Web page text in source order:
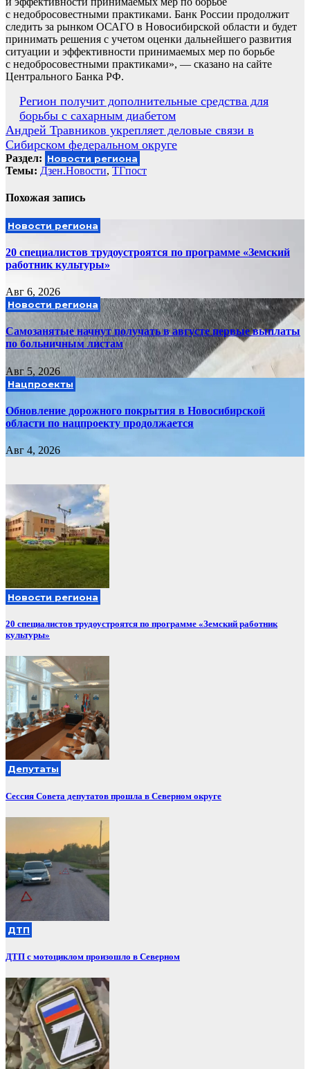
с недобросовестными практиками. Банк России продолжит
следить за рынком ОСАГО в Новосибирской области и будет
принимать решения с учетом оценки дальнейшего развития
ситуации и эффективности принимаемых мер по борьбе
с недобросовестными практиками», — сказано на сайте
Центрального Банка РФ.
Навигация
по
записям
Регион получит дополнительные средства для
борьбы с сахарным диабетом
Андрей Травников укрепляет деловые связи в
Сибирском федеральном округе
Раздел: Новости региона
Темы: Дзен.Новости, ТГпост
Похожая запись
Новости региона
20 специалистов трудоустроятся по программе «Земский
работник культуры»
Авг 6, 2026
Новости региона
Самозанятые начнут получать в августе первые выплаты
по больничным листам
Авг 5, 2026
Нацпроекты
Обновление дорожного покрытия в Новосибирской
области по нацпроекту продолжается
Авг 4, 2026
Новости региона
20 специалистов трудоустроятся по программе «Земский работник
культуры»
Депутаты
Сессия Совета депутатов прошла в Северном округе
ДТП
ДТП с мотоциклом произошло в Северном